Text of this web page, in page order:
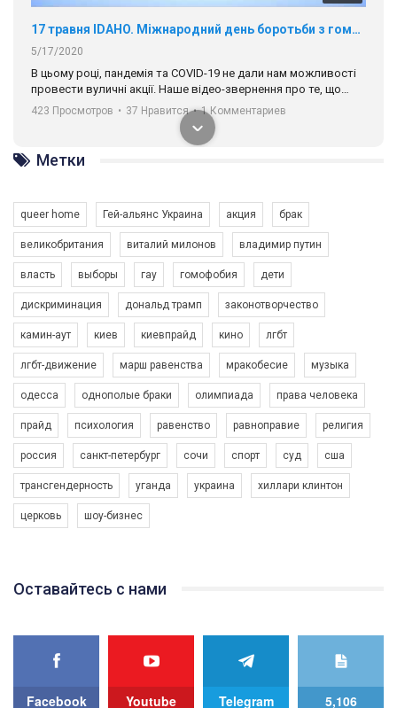
17 травня IDAHO. Міжнародний день боротьби з гомофобією трансфобією і біфобія.
5/17/2020
В цьому році, пандемія та COVІD-19 не дали нам можливості
провести вуличні акції. Наше відео-звернення про те, що
навіть коли ми у різних містах та не можемо зустрінеться, ми
разом. Ми закликаємо всіх хто поділяє цінності рівності та
солідарності, приєднатися до нас. Регіональні підрозділи
ГАУ є в 16 областях України.
Разом наш голос лунає гучніше!
423 Просмотров • 37 Нравится • 1 Комментариев
Зупинимо насильство проти ЛГБТ в Україні! Stop violence against LGBT in Ukraine!
6/30/2017
Емоційний та вражаючий промо-ролік на конкурс PACT, який
представляє програму "Гей-альянс Україна" з протидії
насильству проти ЛГБТ в Україні.
Ми просимо вашої підтримки, щоб реалізувати нашу
програму з боротьби з насильством проти ЛГБТ в Україні.
Якщо ти хочеш підтримати нас - просто натисни "лайк" під
best video, representing programme for the development of
We appeal to your support and ask to help us implement our plan
1.9K Просмотров • 226 Нравится • 5 Комментариев
Метки
queer home Гей-альянс Украина акция брак
великобритания виталий милонов владимир путин
власть выборы гау гомофобия дети
дискриминация дональд трамп законотворчество
камин-аут киев киевпрайд кино лгбт
лгбт-движение марш равенства мракобесие музыка
одесса однополые браки олимпиада права человека
прайд психология равенство равноправие религия
россия санкт-петербург сочи спорт суд сша
трансгендерность уганда украина хиллари клинтон
церковь шоу-бизнес
Оставайтесь с нами
Facebook Youtube Telegram 5,106